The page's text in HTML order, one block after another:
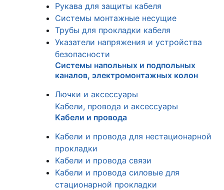
Рукава для защиты кабеля
Системы монтажные несущие
Трубы для прокладки кабеля
Указатели напряжения и устройства
безопасности
Системы напольных и подпольных
каналов, электромонтажных колон
Лючки и аксессуары
Кабели, провода и аксессуары
Кабели и провода
Кабели и провода для нестационарной
прокладки
Кабели и провода связи
Кабели и провода силовые для
стационарной прокладки